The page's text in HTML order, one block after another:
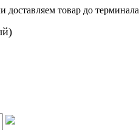
товар до